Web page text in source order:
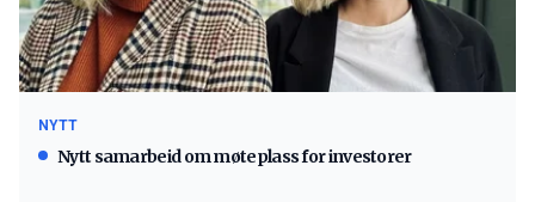
NYTT
Nytt samarbeid om møteplass for investorer